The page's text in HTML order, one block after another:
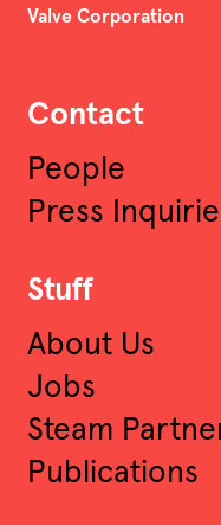
Valve Corporation
Contact
People
Press
Stuff
About Us
Jobs
Steam
Publications